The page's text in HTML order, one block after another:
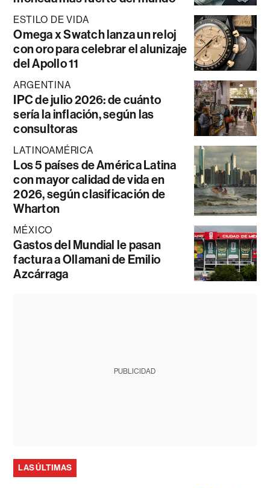
ESTILO DE VIDA
Omega x Swatch lanza un reloj
con oro para celebrar el alunizaje
del Apollo 11
ARGENTINA
IPC de julio 2026: de cuánto
sería la inflación, según las
consultoras
LATINOAMÉRICA
Los 5 países de América Latina
con mayor calidad de vida en
2026, según clasificación de
Wharton
MÉXICO
Gastos del Mundial le pasan
factura a Ollamani de Emilio
Azcárraga
PUBLICIDAD
LAS ÚLTIMAS